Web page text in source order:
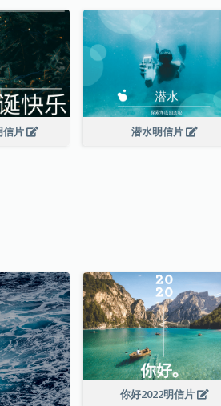
信片 潜水明信片
你好2022明信片